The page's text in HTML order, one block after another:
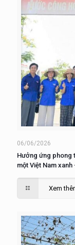
06/06/2026
Hưởng ứng phong
một Việt Nam
Xem